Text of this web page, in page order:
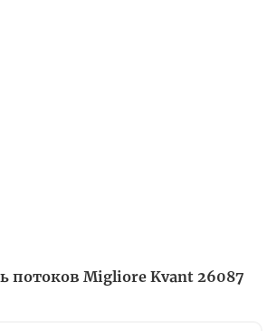
потоков Migliore Kvant 26087